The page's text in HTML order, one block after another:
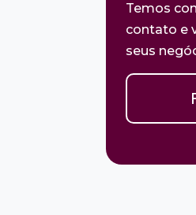
Temos
contato e
seus